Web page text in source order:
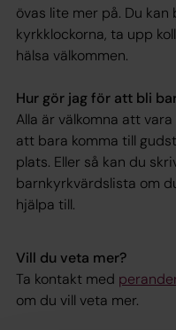
övas lite mer på. Du
kyrkklockorna, ta upp
hälsa välkommen.
Hur gör jag för att bli
Alla är välkomna att
att bara komma till
plats. Eller så kan du
barnkyrkvärdslista om
hjälpa till.
Vill du veta mer?
Ta kontakt med
om du vill veta mer.